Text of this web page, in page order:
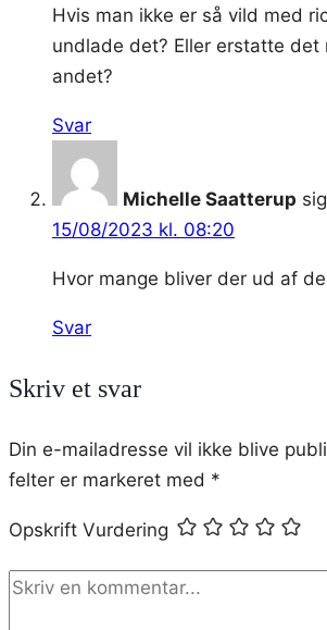
Hvis man ikke er så vild med
undlade det? Eller erstatte det
andet?
Svar
Michelle Saatterup
15/08/2023 kl. 08:20
Hvor mange bliver der ud af
Svar
Skriv et svar
Din e-mailadresse vil ikke blive
felter er markeret med *
Opskrift Vurdering